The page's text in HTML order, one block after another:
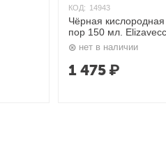
КОД: 14943
Чёрная
пор 150 мл.
нет в наличии
1 475 ₽